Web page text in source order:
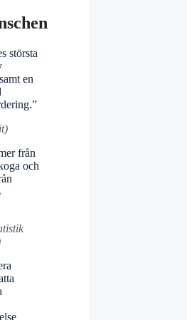
största
en
från
och